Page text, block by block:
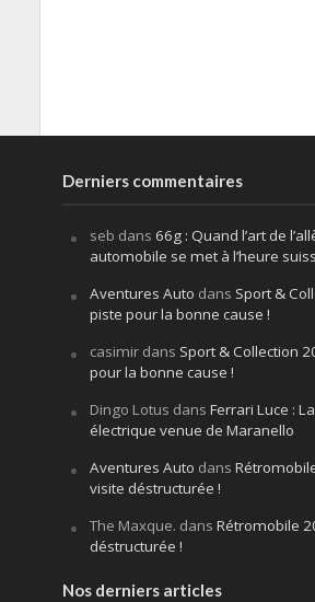
Derniers commentaires
seb dans 66g : Quand l’art de
automobile se met à l’heure
Aventures Auto dans Sport &
piste pour la bonne cause !
casimirdans Sport & Collection
pour la bonne cause !
Dingo Lotus dans Ferrari Luce :
électrique venue de Maranello
Aventures Auto dans
visite déstructurée !
The Maxque. dans Rétromobile
déstructurée !
Nos derniers articles